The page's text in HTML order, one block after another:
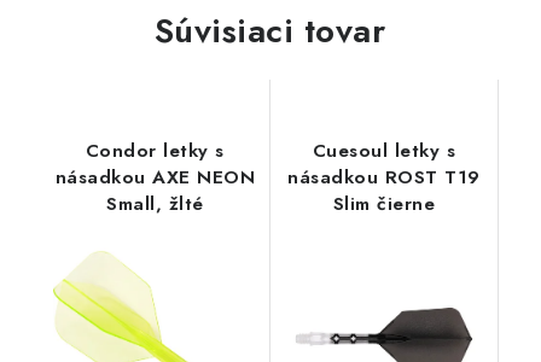
Súvisiaci tovar
Condor letky s
násadkou AXE NEON
Small, žlté
Cuesoul letky s
násadkou ROST T19
Slim čierne